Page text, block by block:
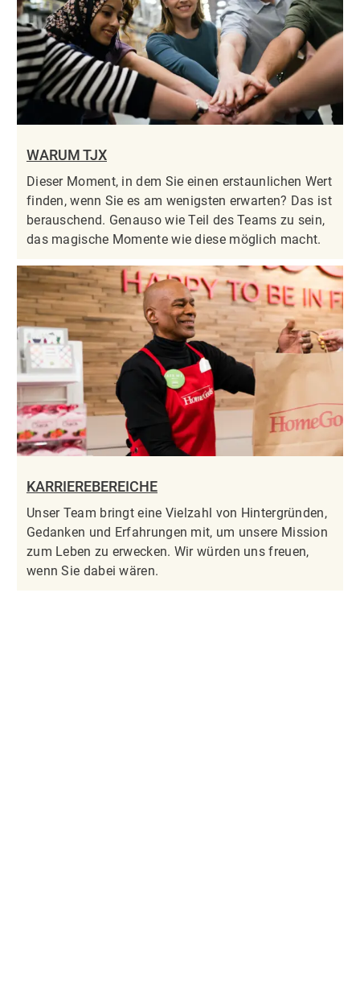
WARUM TJX
Dieser Moment, in dem Sie einen erstaunlichen Wert
finden, wenn Sie es am wenigsten erwarten? Das ist
berauschend. Genauso wie Teil des Teams zu sein,
das magische Momente wie diese möglich macht.
KARRIEREBEREICHE
Unser Team bringt eine Vielzahl von Hintergründen,
Gedanken und Erfahrungen mit, um unsere Mission
zum Leben zu erwecken. Wir würden uns freuen,
wenn Sie dabei wären.